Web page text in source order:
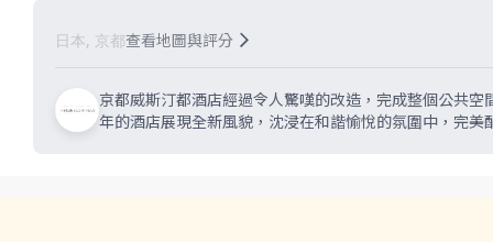
日本, 京都查看地圖與評分
京都威斯汀都酒店經過令人驚嘆的改造，完成整個公共
年的酒店展現全新風貌，沈浸在和諧愉悅的氛圍中，完